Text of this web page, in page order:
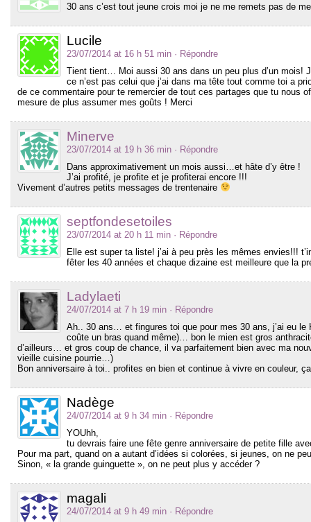
30 ans c’est tout jeune crois moi je ne me remets pas de
Lucile
23/07/2014 at 16 h 51 min · Répondre
Tient tient… Moi aussi 30 ans dans un peu plus d’un mois!
ce n’est pas celui que j’ai dans ma tête tout comme toi a
de ce commentaire pour te remercier de tout ces partages que tu nous
mesure de plus assumer mes goûts ! Merci
Minerve
23/07/2014 at 19 h 36 min · Répondre
Dans approximativement un mois aussi…et hâte d’y être !
J’ai profité, je profite et je profiterai encore !!!
Vivement d’autres petits messages de trentenaire
septfondesetoiles
23/07/2014 at 20 h 11 min · Répondre
Elle est super ta liste! j’ai à peu près les mêmes envies!!!
fêter les 40 années et chaque dizaine est meilleure que la
Ladylaeti
24/07/2014 at 7 h 19 min · Répondre
Ah.. 30 ans… et fingures toi que pour mes 30 ans, j’ai eu
coûte un bras quand même)… bon le mien est gros
d’ailleurs… et gros coup de chance, il va parfaitement bien avec ma
vieille cuisine pourrie…)
Bon anniversaire à toi.. profites en bien et continue à vivre en couleur,
Nadège
24/07/2014 at 9 h 34 min · Répondre
YOUhh,
tu devrais faire une fête genre anniversaire de petite fille
Pour ma part, quand on a autant d’idées si colorées, si jeunes, on ne
Sinon, « la grande guinguette », on ne peut plus y accéder ?
magali
24/07/2014 at 9 h 49 min · Répondre